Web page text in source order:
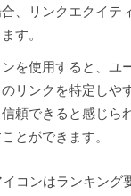
、リンクエクイテ
す。
を使用すると、ユ
リンクを特定しや
頼できると感じら
とができます。
コンはランキング